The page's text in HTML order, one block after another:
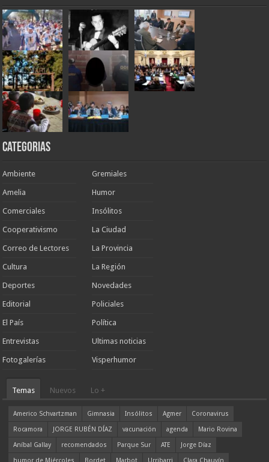
Categorias
Ambiente
Amelia
Comerciales
Cooperativismo
Correo de Lectores
Cultura
Deportes
Editorial
El País
Entrevistas
Fotogalerías
Gremiales
Humor
Insólitos
La Ciudad
La Provincia
La Región
Novedades
Policiales
Política
Ultimas noticias
Visperhumor
Temas Nuevos Lo +
Americo Schvartzman Gimnasia Insólitos Agmer
Coronavirus
Rocamora
JORGE RUBÉN DÍAZ vacunación agenda
Mario Rovina
Aníbal Gallay
recomendados Parque Sur ATE
Jorge Díaz